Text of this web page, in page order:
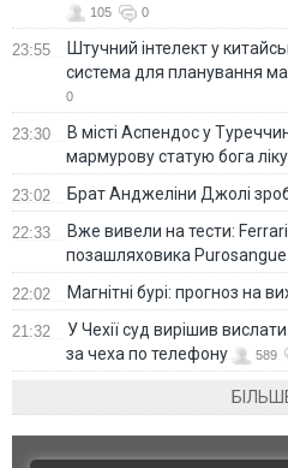
105 0
23:55
Штучний інтелект у
система для планування
0
23:30
В місті Аспендос у
мармурову статую бога
23:02 Брат Анджеліни Джолі
22:33
Вже вивели на тести:
позашляховика
22:02 Магнітні бурі: прогноз на
21:32
У Чехії суд вирішив
за чеха по телефону
589